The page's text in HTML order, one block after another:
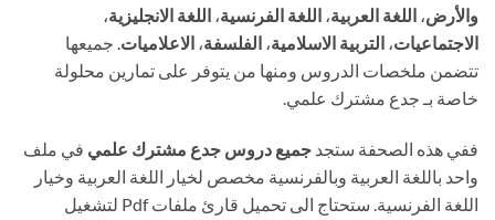
والأرض، اللغة العربية، اللغة الفرنسية، اللغة الانجليزية،
الاجتماعيات، التربية الاسلامية، الفلسفة، الاعلاميات. جميعها
تتضمن ملخصات الدروس ومنها من يتوفر على تمارين محلولة
خاصة بـ جدع مشترك علمي.
ففي هذه الصحفة ستجد جميع دروس جدع مشترك علمي في ملف
واحد باللغة العربية وبالفرنسية مخصص لخيار اللغة العربية وخيار
اللغة الفرنسية. ستحتاج الى تحميل قارئ ملفات Pdf لتشغيل